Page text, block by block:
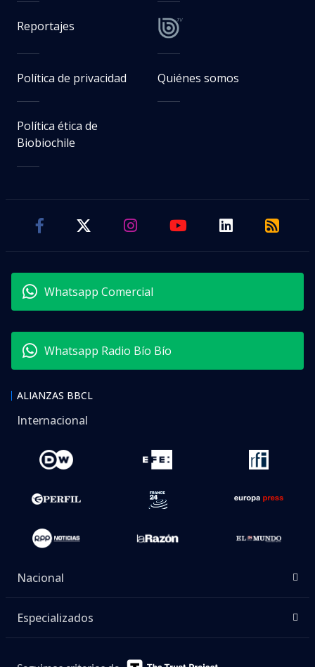
Reportajes
Política de privacidad Quiénes somos
Política ética de
Biobiochile
Whatsapp Comercial
Whatsapp Radio Bío Bío
ALIANZAS BBCL
Internacional
Nacional
Especializados